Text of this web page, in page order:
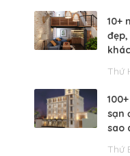
10+
Thứ
sạn
sao
Thứ